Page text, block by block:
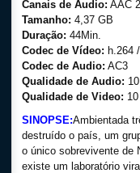
Canais de Áudio: AAC
Tamanho: 4,37 GB
Duração: 44Min.
Codec de Vídeo: h.264
Codec de Audio: AC3
Qualidade de Audio: 10
Qualidade de Video: 10
SINOPSE:Ambientada
destruído o país, um
o único sobrevivente de
existe um laboratório